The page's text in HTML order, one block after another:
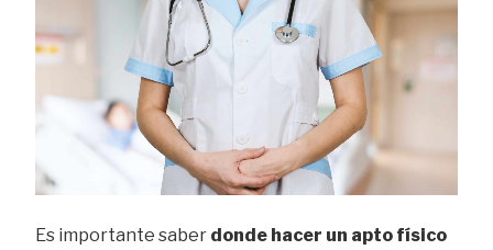
Es importante saber donde hacer un apto físico